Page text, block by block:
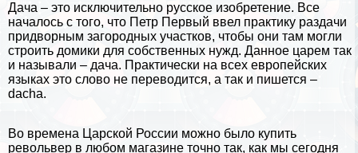
Дача – это исключительно русское изобретение. Все
началось с того, что Петр Первый ввел пpaктику раздачи
придворным загородных участков, чтобы они там могли
строить домики для собственных нужд. Данное царем так
и называли – дача. Пpaктически на всех европейских
языках это слово не переводится, а так и пишется –
dacha.
Во времена Царской России можно было купить
револьвер в любом магазине точно так, как мы сегодня